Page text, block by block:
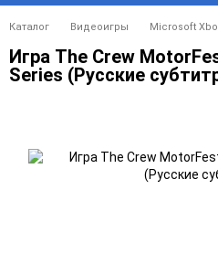
Каталог Видеоигры Microsoft
Игра The Crew
Series (Русские